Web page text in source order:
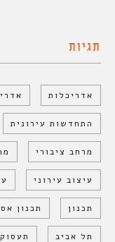
תגיות
אדריכלות
התחדשות עירונית
מרחב ציבורי
עיצוב עירוני
תכנון תכנון
תל אביב